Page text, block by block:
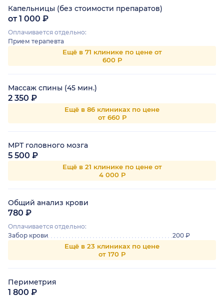
Капельницы (без стоимости препаратов)
от 1 000 ₽
Оплачивается отдельно:
Прием терапевта
Ещё в 71 клинике по цене от
600 Р
Массаж спины (45 мин.)
2 350 ₽
Ещё в 86 клиниках по цене
от 660 Р
МРТ головного мозга
5 500 ₽
Ещё в 21 клинике по цене от
4 000 Р
Общий анализ крови
780 ₽
Оплачивается отдельно:
Забор крови
200 ₽
Ещё в 23 клиниках по цене
от 170 Р
Периметрия
1 800 ₽